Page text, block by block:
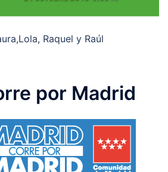
Raquel y Raúl
por Madrid